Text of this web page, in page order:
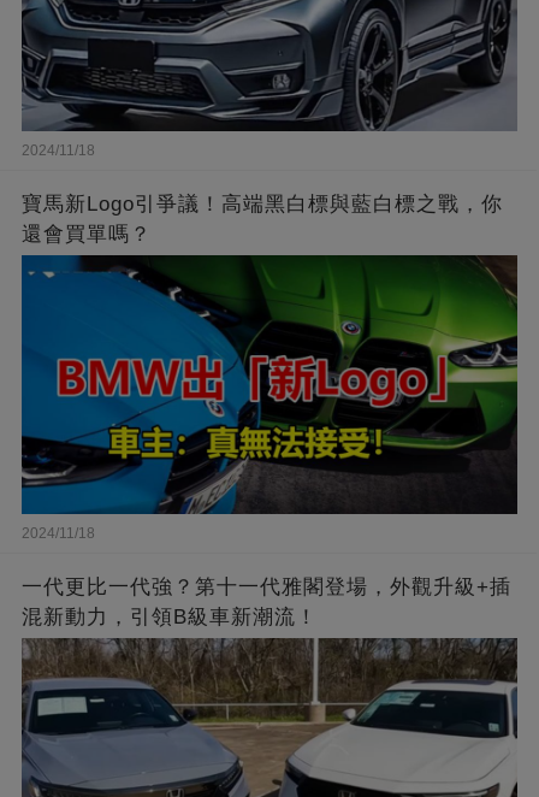
2024/11/18
寶馬新Logo引爭議！高端黑白標與藍白標之戰，你
還會買單嗎？
2024/11/18
一代更比一代強？第十一代雅閣登場，外觀升級+插
混新動力，引領B級車新潮流！